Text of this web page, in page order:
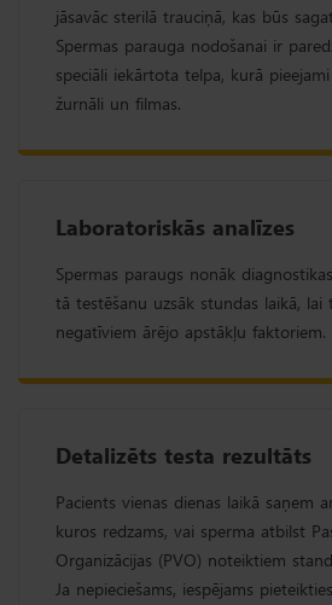
jāsavāc sterilā trauciņā, kas būs
Spermas parauga nodošanai ir
speciāli iekārtota telpa, kurā
žurnāli un filmas.
Laboratoriskās analīzes
Spermas paraugs nonāk
tā testēšanu uzsāk stundas laikā,
negatīviem ārējo apstākļu faktoriem.
Detalizēts testa rezultāts
Pacients vienas dienas laikā saņem
kuros redzams, vai sperma atbilst
Organizācijas (PVO) noteiktiem
Ja nepieciešams, iespējams